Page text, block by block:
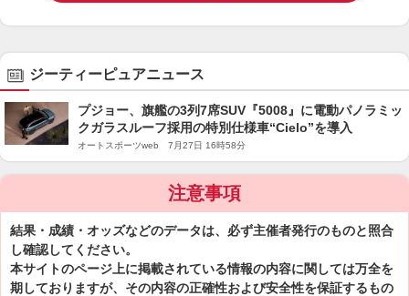
ジーティーピュアニュース
プジョー、旗艦の3列7席SUV『5008』に電動パノラミッ
クガラスルーフ採用の特別仕様車“Cielo”を導入
オートスポーツweb 7月27日 16時58分
注意事項
結果・成績・オッズなどのデータは、必ず主催者発行のものと照合
し確認してください。
本サイトのページ上に掲載されている情報の内容に関しては万全を
期しておりますが、その内容の正確性および安全性を保証するもの